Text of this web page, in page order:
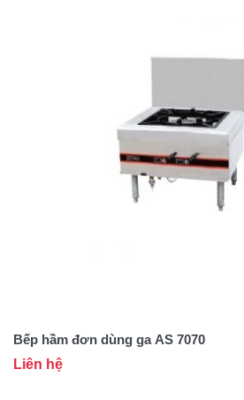
Bếp hầm đơn dùng ga AS 7070
Liên hệ